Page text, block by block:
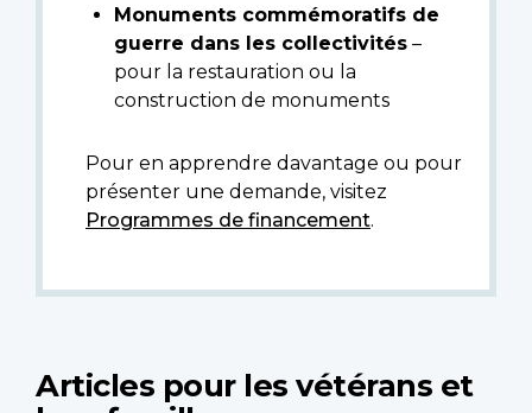
Monuments commémoratifs de
guerre dans les collectivités –
pour la restauration ou la
construction de monuments
Pour en apprendre davantage ou pour
présenter une demande, visitez
Programmes de financement.
Articles pour les vétérans et